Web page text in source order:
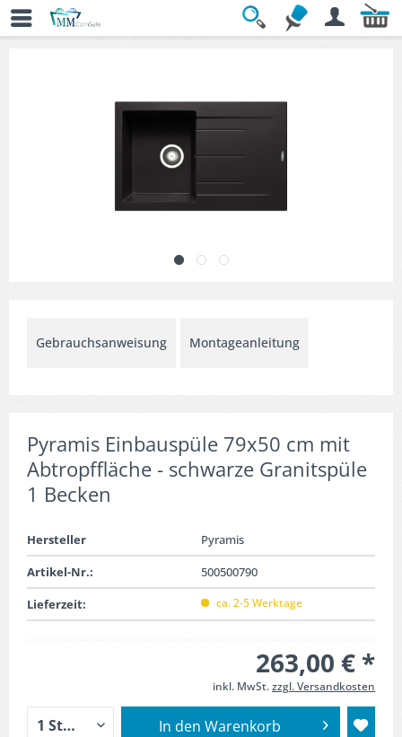
Übersicht
Gebrauchsanweisung Montageanleitung
Pyramis Einbauspüle 79x50 cm mit
Abtropffläche - schwarze Granitspüle
1 Becken
Hersteller
Pyramis
Artikel-Nr.:
500500790
Lieferzeit:
ca. 2-5 Werktage
263,00 € *
inkl. MwSt.zzgl. Versandkosten
In den Warenkorb